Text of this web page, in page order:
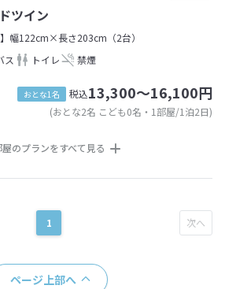
ツイン
】幅122cm×長さ203cm（2台）
ス トイレ 禁煙
おとな1名 税込13,300～16,100円
(おとな2名 こども0名・1部屋/1泊2日)
屋のプランをすべて見る
1
ページ上部へ